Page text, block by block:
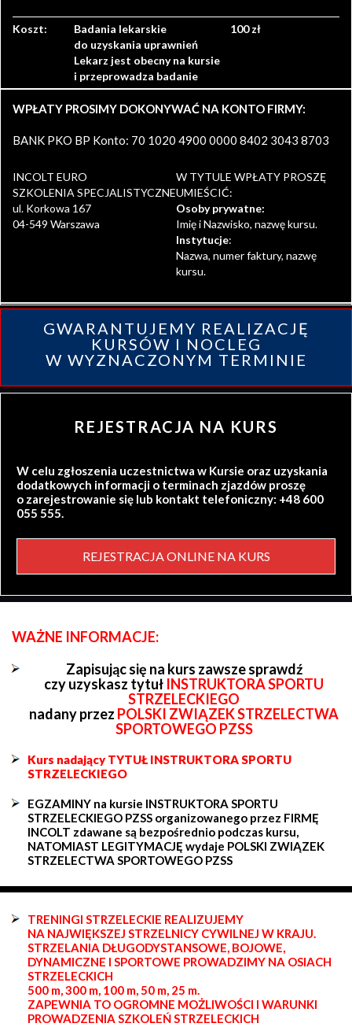
Koszt:
Badania lekarskie
do uzyskania uprawnień
Lekarz jest obecny na kursie
i przeprowadza badanie
100 zł
WPŁATY PROSIMY DOKONYWAĆ NA KONTO FIRMY:
BANK PKO BP Konto: 70 1020 4900 0000 8402 3043 8703
INCOLT EURO
SZKOLENIA SPECJALISTYCZNE
ul. Korkowa 167
04-549 Warszawa
W TYTULE WPŁATY PROSZĘ
UMIEŚCIĆ:
Osoby prywatne:
Imię i Nazwisko, nazwę kursu.
Instytucje:
Nazwa, numer faktury, nazwę
kursu.
GWARANTUJEMY REALIZACJĘ
KURSÓW I NOCLEG
W WYZNACZONYM TERMINIE
REJESTRACJA NA KURS
W celu zgłoszenia uczestnictwa w Kursie oraz uzyskania
dodatkowych informacji o terminach zjazdów proszę
o zarejestrowanie się lub kontakt telefoniczny: +48 600
055 555.
REJESTRACJA ONLINE NA KURS
WAŻNE INFORMACJE:
Zapisując się na kurs zawsze sprawdź
czy uzyskasz tytuł INSTRUKTORA SPORTU
STRZELECKIEGO
nadany przez POLSKI ZWIĄZEK STRZELECTWA
SPORTOWEGO PZSS
Kurs nadający TYTUŁ INSTRUKTORA SPORTU
STRZELECKIEGO
EGZAMINY na kursie INSTRUKTORA SPORTU
STRZELECKIEGO PZSS organizowanego przez FIRMĘ
INCOLT zdawane są bezpośrednio podczas kursu,
NATOMIAST LEGITYMACJĘ wydaje POLSKI ZWIĄZEK
STRZELECTWA SPORTOWEGO PZSS
TRENINGI STRZELECKIE REALIZUJEMY
NA NAJWIĘKSZEJ STRZELNICY CYWILNEJ W KRAJU.
STRZELANIA DŁUGODYSTANSOWE, BOJOWE,
DYNAMICZNE I SPORTOWE PROWADZIMY NA OSIACH
STRZELECKICH
500 m, 300 m, 100 m, 50 m, 25 m.
ZAPEWNIA TO OGROMNE MOŻLIWOŚCI I WARUNKI
PROWADZENIA SZKOLEŃ STRZELECKICH